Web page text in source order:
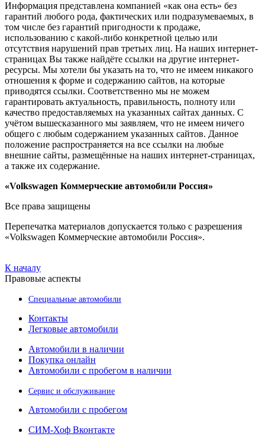
Информация представлена компанией «как она есть» без
гарантий любого рода, фактических или подразумеваемых, в
том числе без гарантий пригодности к продаже,
использованию с какой-либо конкретной целью или
отсутствия нарушений прав третьих лиц. На наших интернет-
страницах Вы также найдёте ссылки на другие интернет-
ресурсы. Мы хотели бы указать на то, что не имеем никакого
отношения к форме и содержанию сайтов, на которые
приводятся ссылки. Соответственно мы не можем
гарантировать актуальность, правильность, полноту или
качество предоставляемых на указанных сайтах данных. С
учётом вышесказанного мы заявляем, что не имеем ничего
общего с любым содержанием указанных сайтов. Данное
положение распространяется на все ссылки на любые
внешние сайты, размещённые на наших интернет-страницах,
а также их содержание.
«Volkswagen Коммерческие автомобили Россия»
Все права защищены
Перепечатка материалов допускается только с разрешения
«Volkswagen Коммерческие автомобили Россия».
К началу
Правовые аспекты
Специальные автомобили
Контакты
Легковые автомобили
Автомобили в наличии
Покупка онлайн
Автомобили с пробегом в наличии
Сервис и обслуживание
Автомобили с пробегом
СИМ-Хоф Вконтакте